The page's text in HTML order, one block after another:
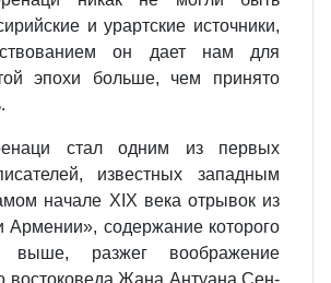
и урартские источники,
он дает нам для
эпохи больше, чем принято
стал одним из первых
известных западным
начале XIX века отрывок из
Армении», содержание которого
выше, разжег воображение
востоковеда Жана Антуана Сен-